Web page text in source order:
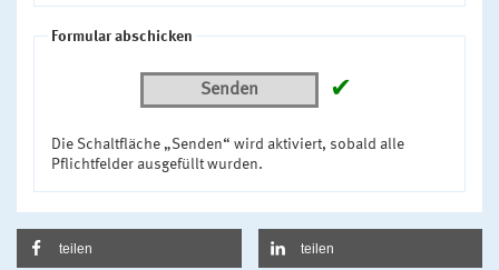
Formular abschicken
Senden ✔
Die Schaltfläche „Senden“ wird aktiviert, sobald alle
Pflichtfelder ausgefüllt wurden.
teilen teilen